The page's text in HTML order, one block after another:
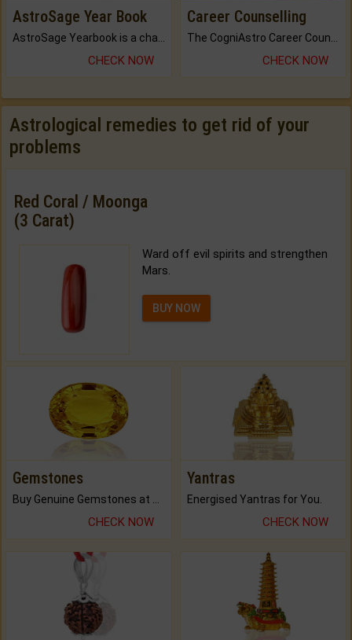
AstroSage Year Book
AstroSage Yearbook is a channel to fulfill your dreams and destiny.
CHECK NOW
Career Counselling
The CogniAstro Career Counselling Report is the most comprehensive report available on this topic.
CHECK NOW
Astrological remedies to get rid of your
problems
Red Coral / Moonga
(3 Carat)
Ward off evil spirits and strengthen
Mars.
BUY NOW
Gemstones
CHECK NOW
Yantras
Energised Yantras for You.
CHECK NOW